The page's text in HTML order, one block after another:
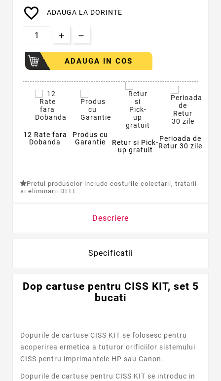
favorite_border ADAUGA LA DORINTE
ADAUGA IN COS
12 Rate fara
Dobanda
Produs cu
Garantie
Retur si Pick-
up gratuit
Perioada de
Retur 30 zile
Pretul produselor include costurile colectarii, tratarii
si eliminarii DEEE
Descriere
Specificatii
Dop cartuse pentru CISS KIT, set 5
bucati
Dopurile de cartuse CISS KIT se folosesc pentru
acoperirea ermetica a tuturor orificiilor sistemului
CISS pentru imprimantele HP sau Canon.
Dopurile de cartuse pentru CISS KIT se introduc in